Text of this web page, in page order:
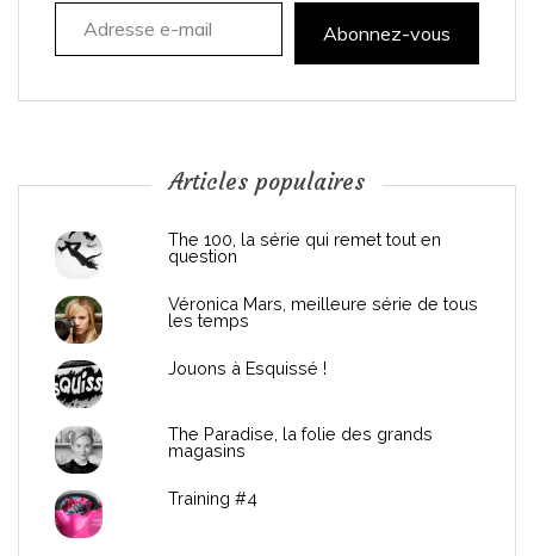
Abonnez-vous
Articles populaires
The 100, la série qui remet tout en
question
Véronica Mars, meilleure série de tous
les temps
Jouons à Esquissé !
The Paradise, la folie des grands
magasins
Training #4